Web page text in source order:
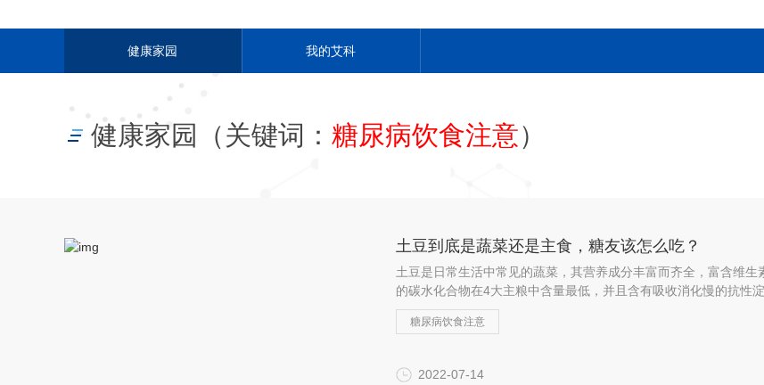
健康家园 我的艾科
健康家园（关键词： 糖尿病饮食注意）
土豆到底是蔬菜还是主食，糖友该怎么吃？
土豆是日常生活中常见的蔬菜，其营养成分丰富而齐全，富含维
的碳水化合物在4大主粮中含量最低，并且含有吸收消化慢的抗性
有抗消化性的抗性淀粉...
糖尿病饮食注意
2022-07-14